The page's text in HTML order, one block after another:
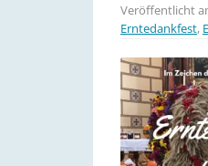
Veröffentlicht
Erntedankfest,